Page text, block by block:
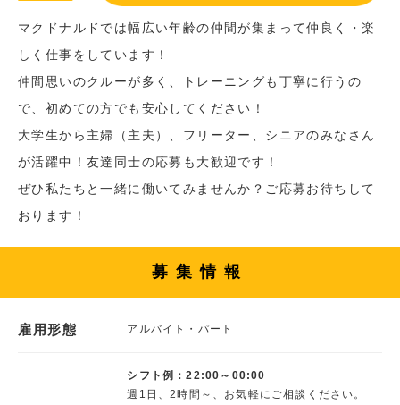
マクドナルドでは幅広い年齢の仲間が集まって仲良く・楽
しく仕事をしています！
仲間思いのクルーが多く、トレーニングも丁寧に行うの
で、初めての方でも安心してください！
大学生から主婦（主夫）、フリーター、シニアのみなさん
が活躍中！友達同士の応募も大歓迎です！
ぜひ私たちと一緒に働いてみませんか？ご応募お待ちして
おります！
募集情報
雇用形態 アルバイト・パート
シフト例：22:00～00:00
週1日、2時間～、お気軽にご相談ください。